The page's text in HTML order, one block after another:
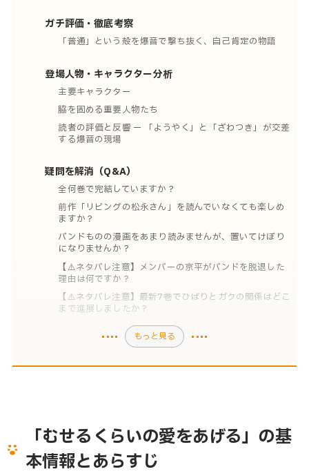
ガチ評価・徹底考察
「普通」という殻を爆音で撃ち抜く、自己肯定の物語
登場人物・キャラクター分析
主要キャラクター
脇を固める重要人物たち
読者の評価と反響 ー 「ようやく」と「ざわつき」が交差
する爆音の現場
疑問を解消（Q&A）
全何巻で完結していますか？
前作「リビングの松永さん」を読んでいなくても楽しめ
ますか？
バンドものの漫画をあまり読みませんが、置いてけぼり
になりませんか？
【⚠️ネタバレ注意】メンバーの京平がバンドを脱退した
理由は何ですか？
【⚠️ネタバレ注意】最新7巻でひばりとガクの関係はどこ
まで進展しましたか？
もっと見る
「むせるくらいの愛をあげる」の基
本情報とあらすじ